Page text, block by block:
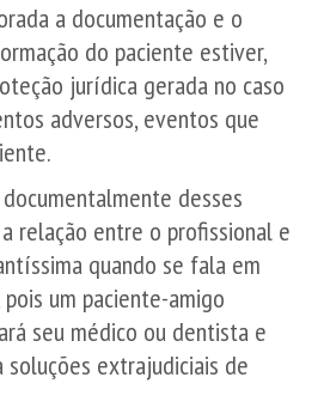
a documentação e o
do paciente estiver,
jurídica gerada no caso
adversos, eventos que
desses
relação entre o profissional e
quando se fala em
um paciente-amigo
seu médico ou dentista e
extrajudiciais de